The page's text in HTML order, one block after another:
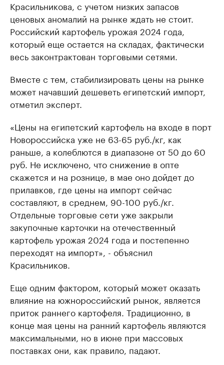
Красильникова, с учетом низких запасов
ценовых аномалий на рынке ждать не стоит.
Российский картофель урожая 2024 года,
который еще остается на складах, фактически
весь законтрактован торговыми сетями.
Вместе с тем, стабилизировать цены на рынке
может начавший дешеветь египетский импорт,
отметил эксперт.
«Цены на египетский картофель на входе в порт
Новороссийска уже не 63-65 руб./кг, как
раньше, а колеблются в диапазоне от 50 до 60
руб. Не исключено, что снижение в опте
скажется и на рознице, в мае оно дойдет до
прилавков, где цены на импорт сейчас
составляют, в среднем, 90-100 руб./кг.
Отдельные торговые сети уже закрыли
закупочные карточки на отечественный
картофель урожая 2024 года и постепенно
переходят на импорт», - объяснил
Красильников.
Еще одним фактором, который может оказать
влияние на южнороссийский рынок, является
приток раннего картофеля. Традиционно, в
конце мая цены на ранний картофель являются
максимальными, но в июне при массовых
поставках они, как правило, падают.